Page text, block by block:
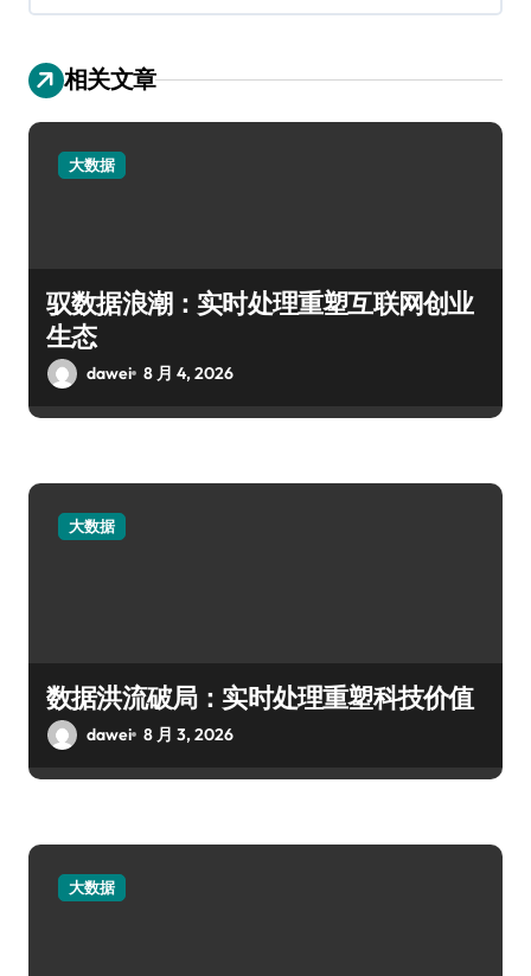
相关文章
大数据
驭数据浪潮：实时处理重塑互联网创业
生态
dawei 8 月 4, 2026
大数据
数据洪流破局：实时处理重塑科技价值
dawei 8 月 3, 2026
大数据